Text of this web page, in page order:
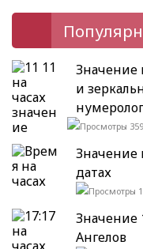
Значение
и
Значение
датах
Значение
Ангелов